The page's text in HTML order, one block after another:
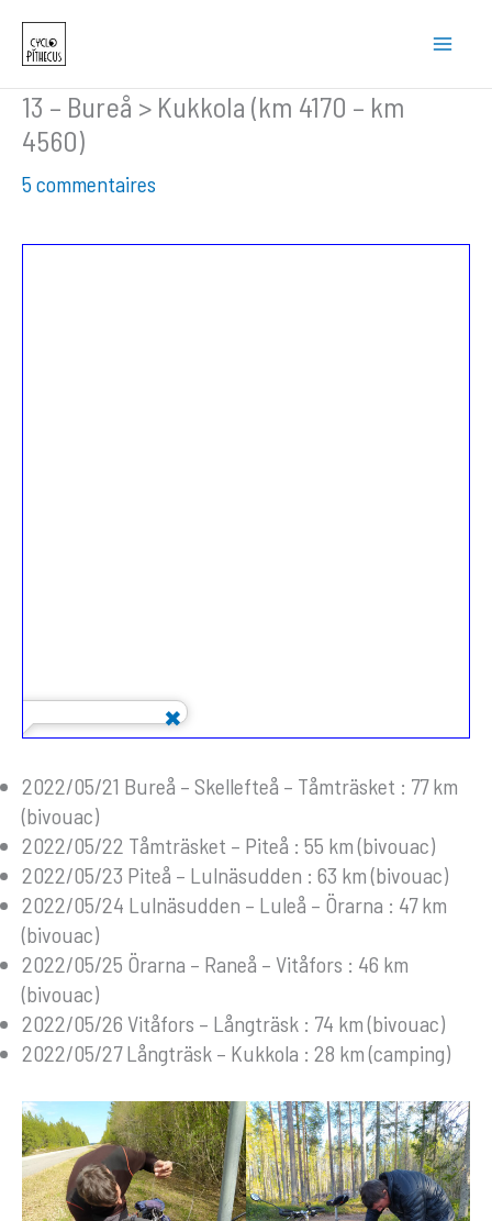
contenu
13 – Bureå > Kukkola (km 4170 – km
4560)
5 commentaires
2022/05/21 Bureå – Skellefteå – Tåmträsket : 77 km
(bivouac)
2022/05/22 Tåmträsket – Piteå : 55 km (bivouac)
2022/05/23 Piteå – Lulnäsudden : 63 km (bivouac)
2022/05/24 Lulnäsudden – Luleå – Örarna : 47 km
(bivouac)
2022/05/25 Örarna – Raneå – Vitåfors : 46 km
(bivouac)
2022/05/26 Vitåfors – Långträsk : 74 km (bivouac)
2022/05/27 Långträsk – Kukkola : 28 km (camping)